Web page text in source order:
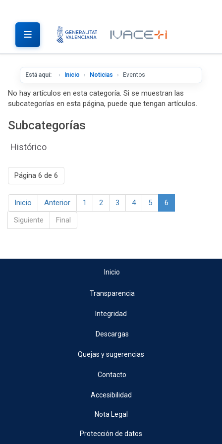
Está aquí: Inicio Noticias Eventos
No hay artículos en esta categoría. Si se muestran las
subcategorías en esta página, puede que tengan artículos.
Subcategorías
Histórico
Página 6 de 6
Inicio Anterior 1 2 3 4 5
6
Siguiente
Final
Inicio
Transparencia
Integridad
Descargas
Quejas y sugerencias
Contacto
Accesibilidad
Nota Legal
Protección de datos